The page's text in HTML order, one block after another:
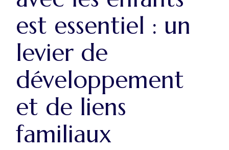
est essentiel : un
levier de
développement
et de liens
familiaux